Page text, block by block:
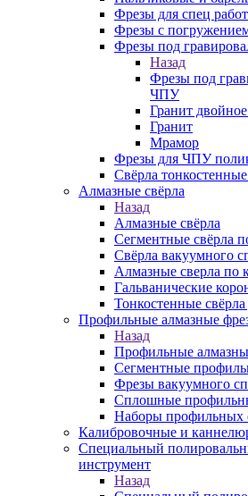
Фрезы для спец работ
Фрезы с
Фрезы под
Назад
Фрезы под
ЧПУ
Гранит
Гранит
Мрамор
Фрезы для ЧПУ
Свёрла
Алмазные свёрла
Назад
Алмазные свёрла
Сегментные свёрла
Свёрла вакуумного
Алмазные сверла по
Гальванические
Тонкостенные
Профильные алмазные
Назад
Профильные
Сегментные
Фрезы вакуумного
Сплошные
Наборы профильных
Калибровочные и
Специальный
инструмент
Назад